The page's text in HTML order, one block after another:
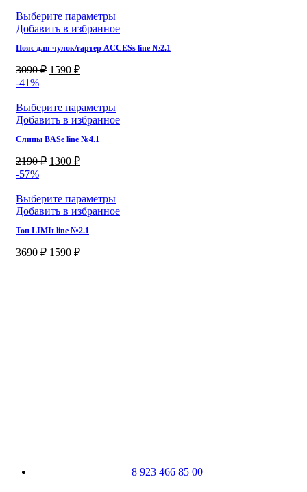
Выберите параметры
Добавить в избранное
Пояс для чулок/гартер ACCESs line №2.1
3090₽ 1590 ₽
-41%
Выберите параметры
Добавить в избранное
Слипы BASe line №4.1
2190₽ 1300 ₽
-57%
Выберите параметры
Добавить в избранное
Топ LIMIt line №2.1
3690₽ 1590 ₽
8 923 466 85 00